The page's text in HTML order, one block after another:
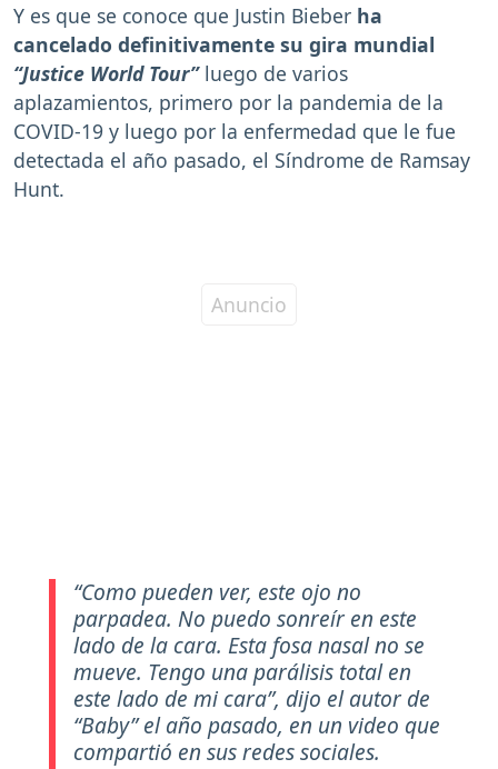
Y es que se conoce que Justin Bieber ha
cancelado definitivamente su gira mundial
“Justice World Tour” luego de varios
aplazamientos, primero por la pandemia de la
COVID-19 y luego por la enfermedad que le fue
detectada el año pasado, el Síndrome de Ramsay
Hunt.
“Como pueden ver, este ojo no
parpadea. No puedo sonreír en este
lado de la cara. Esta fosa nasal no se
mueve. Tengo una parálisis total en
este lado de mi cara”, dijo el autor de
“Baby” el año pasado, en un video que
compartió en sus redes sociales.